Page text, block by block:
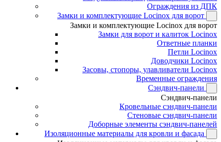
Ограждения из ДПК
Замки и комплектующие Locinox для ворот
Замки и комплектующие Locinox для ворот
Замки для ворот и калиток Locinox
Ответные планки
Петли Locinox
Доводчики Locinox
Засовы, стопоры, улавливатели Locinox
Временные ограждения
Сэндвич-панели
Сэндвич-панели
Кровельные сэндвич-панели
Стеновые сэндвич-панели
Доборные элементы сэндвич-панелей
Изоляционные материалы для кровли и фасада